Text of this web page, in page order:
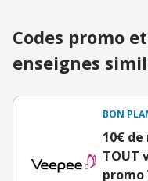
Codes promo
enseignes
BON
10€ de
TOUT
promo